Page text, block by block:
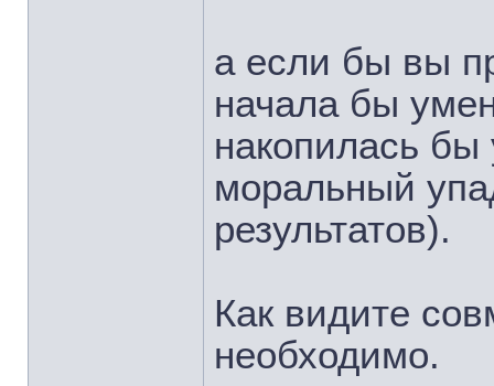
а если бы вы
начала бы
накопилась бы
моральный
результатов).
Как видите
необходимо.